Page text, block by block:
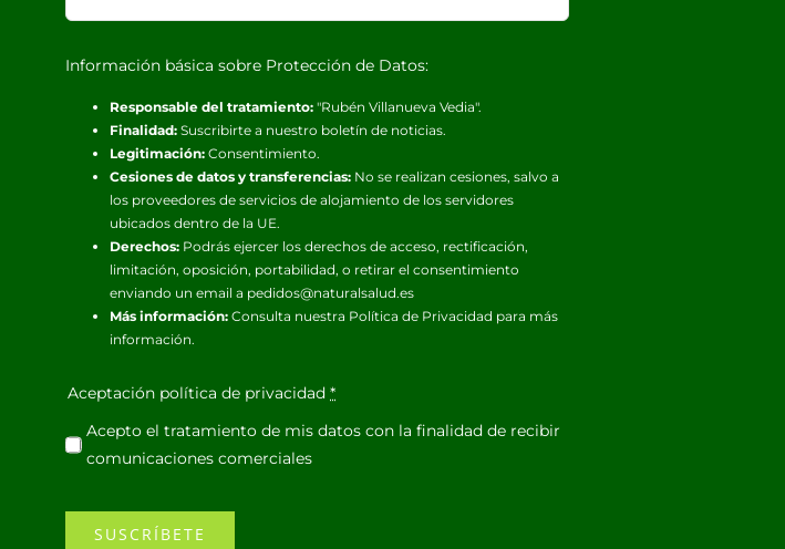
Información básica sobre Protección de Datos:
Responsable del tratamiento: "Rubén Villanueva Vedia".
Finalidad: Suscribirte a nuestro boletín de noticias.
Legitimación: Consentimiento.
Cesiones de datos y transferencias: No se realizan cesiones, salvo a
los proveedores de servicios de alojamiento de los servidores
ubicados dentro de la UE.
Derechos: Podrás ejercer los derechos de acceso, rectificación,
limitación, oposición, portabilidad, o retirar el consentimiento
enviando un email a pedidos@naturalsalud.es
Más información: Consulta nuestra Política de Privacidad para más
información.
Aceptación política de privacidad*
Acepto el tratamiento de mis datos con la finalidad de recibir
comunicaciones comerciales
SUSCRÍBETE